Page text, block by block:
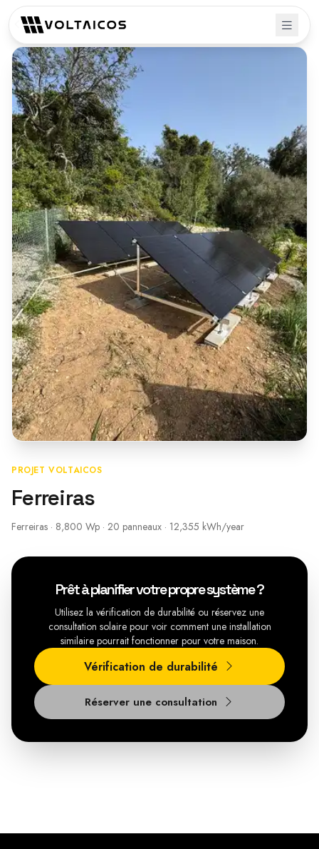
Retour aux projets
PROJET VOLTAICOS
Ferreiras
Ferreiras · 8,800 Wp · 20 panneaux · 12,355 kWh/year
Prêt à planifier votre propre système ?
Utilisez la vérification de durabilité ou réservez une
consultation solaire pour voir comment une installation
similaire pourrait fonctionner pour votre maison.
Vérification de durabilité
Réserver une consultation